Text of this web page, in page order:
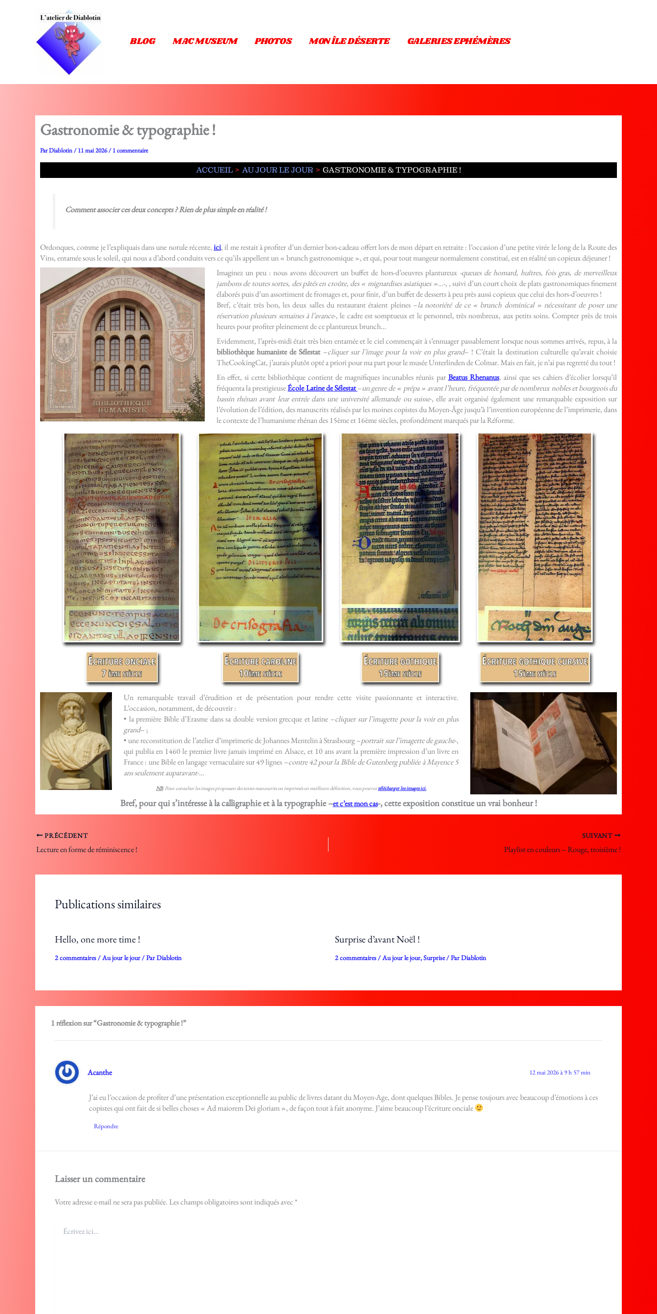
BLOG MAC MUSEUM PHOTOS MON ÎLE DÉSERTE GALERIES EPHÉMÈRES
Gastronomie & typographie !
ParDiablotin/11 mai 2026/1 commentaire
ACCUEIL AU JOUR LE JOUR GASTRONOMIE & TYPOGRAPHIE !
Comment associer ces deux concepts ? Rien de plus simple en réalité !
Ordonques, comme je l’expliquais dans une notule récente,ici, il me restait à profiter d’un dernier bon-cadeau offert lors de mon départ en retraite : l’occasion d’une petite virée le long de la Route des
Vins, entamée sous le soleil, qui nous a d’abord conduits vers ce qu’ils appellent un « brunch gastronomique », et qui, pour tout mangeur normalement constitué, est en réalité un copieux déjeuner !
Imaginez un peu : nous avons découvert un buffet de hors-d’oeuvres plantureux-queues de homard, huîtres, fois gras, de merveilleux
jambons de toutes sortes, des pâtés en croûte, des « mignardises asiatiques »…-, , suivi d’un court choix de plats gastronomiques finement
élaborés puis d’un assortiment de fromages et, pour finir, d’un buffet de desserts à peu près aussi copieux que celui des hors-d’oeuvres !
Bref, c’était très bon, les deux salles du restaurant étaient pleines –la notoriété de ce « brunch dominical » nécessitant de poser une
réservation plusieurs semaines à l’avance-, le cadre est somptueux et le personnel, très nombreux, aux petits soins. Compter près de trois
heures pour profiter pleinement de ce plantureux brunch…
Evidemment, l’après-midi était très bien entamée et le ciel commençait à s’ennuager passablement lorsque nous sommes arrivés, repus, à la
bibliothèque humaniste de Sélestat–cliquer sur l’image pour la voir en plus grand– ! C’était la destination culturelle qu’avait choisie
TheCookingCat, j’aurais plutôt opté a priori pour ma part pour le musée Unterlinden de Colmar. Mais en fait, je n’ai pas regretté du tout !
En effet, si cette bibliothèque contient de magnifiques incunables réunis par Beatus Rhenanus, ainsi que ses cahiers d’écolier lorsqu’il
fréquenta la prestigieuseÉcole Latine de Sélestat–un genre de « prépa » avant l’heure, fréquentée par de nombreux nobles et bourgeois du
bassin rhénan avant leur entrée dans une université allemande ou suisse-, elle avait organisé également une remarquable exposition sur
l’évolution de l’édition, des manuscrits réalisés par les moines copistes du Moyen-Âge jusqu’à l’invention européenne de l’imprimerie, dans
le contexte de l’humanisme rhénan des 15ème et 16ème siècles, profondément marqués par la Réforme.
Un remarquable travail d’érudition et de présentation pour rendre cette visite passionnante et interactive.
L’occasion, notamment, de découvrir :
• la première Bible d’Erasme dans sa double version grecque et latine –cliquer sur l’imagette pour la voir en plus
grand– ;
• une reconstitution de l’atelier d’imprimerie de Johannes Mentelin à Strasbourg –portrait sur l’imagette de gauche-,
qui publia en 1460 le premier livre jamais imprimé en Alsace, et 10 ans avant la première impression d’un livre en
France : une Bible en langage vernaculaire sur 49 lignes –contre 42 pour la Bible de Gutenberg publiée à Mayence 5
ans seulement auparavant-…
NB. Pour consulter les images proposant des textes manuscrits ou imprimés en meilleure définition, vous pouveztélécharger les images ici.
Bref, pour qui s’intéresse à la calligraphie et à la typographie –et c’est mon cas-, cette exposition constitue un vrai bonheur !
PRÉCÉDENT
Lecture en forme de réminiscence !
SUIVANT
Playlist en couleurs – Rouge, troisième !
Publications similaires
Hello, one more time !
2 commentaires/Au jour le jour/ ParDiablotin
Surprise d’avant Noël !
2 commentaires/Au jour le jour,Surprise/ ParDiablotin
1 réflexion sur “Gastronomie & typographie !”
Acanthe 12 mai 2026 à 9 h 57 min
J’ai eu l’occasion de profiter d’une présentation exceptionnelle au public de livres datant du Moyen-Age, dont quelques Bibles. Je pense toujours avec beaucoup d’émotions à ces
copistes qui ont fait de si belles choses « Ad maiorem Dei gloriam », de façon tout à fait anonyme. J’aime beaucoup l’écriture onciale
Répondre
Laisser un commentaire
Votre adresse e-mail ne sera pas publiée.Les champs obligatoires sont indiqués avec *
ici…